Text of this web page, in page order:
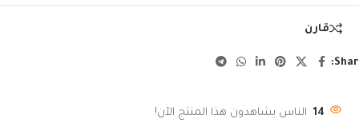
قارن
14 الناس يشاهدون هذا المنتج الآن!